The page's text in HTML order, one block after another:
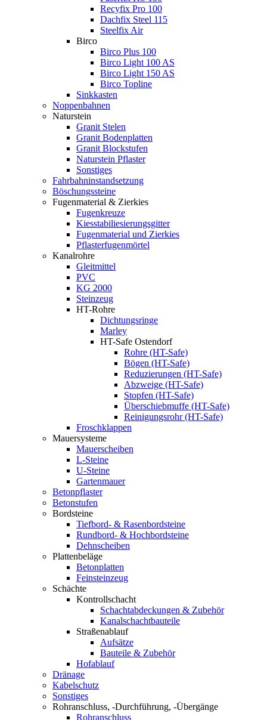
Recyfix Pro 100
Dachfix Steel 115
Steelfix Air
Birco
Birco Plus 100
Birco Light 100 AS
Birco Light 150 AS
Birco Topline
Sinkkasten
Noppenbahnen
Naturstein
Granit Stelen
Granit Bodenplatten
Granit Blockstufen
Naturstein Pflaster
Sonstiges
Fahrbahninstandsetzung
Böschungssteine
Fugenmaterial & Zierkies
Fugenkreuze
Kiesstabiliesierungsgitter
Fugenmaterial und Zierkies
Pflasterfugenmörtel
Kanalrohre
Gleitmittel
PVC
KG 2000
Steinzeug
HT-Rohre
Dichtungsringe
Marley
HT-Safe Ostendorf
Rohre (HT-Safe)
Bögen (HT-Safe)
Reduzierungen (HT-Safe)
Abzweige (HT-Safe)
Stopfen (HT-Safe)
Überschiebmuffe (HT-Safe)
Reinigungsrohr (HT-Safe)
Froschklappen
Mauersysteme
Mauerscheiben
L-Steine
U-Steine
Gartenmauer
Betonpflaster
Betonstufen
Bordsteine
Tiefbord- & Rasenbordsteine
Rundbord- & Hochbordsteine
Dehnscheiben
Plattenbeläge
Betonplatten
Feinsteinzeug
Schächte
Kontrollschacht
Schachtabdeckungen & Zubehör
Kanalschachtbauteile
Straßenablauf
Aufsätze
Bauteile & Zubehör
Hofablauf
Dränage
Kabelschutz
Sonstiges
Rohranschluss, -Durchführung, -Übergänge
Rohranschluss